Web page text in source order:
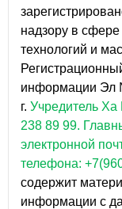
надзору в
технологий и
информации Эл
г. Учредитель Ха
238 89 99.
электронной
телефона:
содержит
информации с